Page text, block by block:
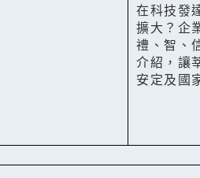
在科技發
擴大？企
禮、智、
介紹，讓
安定及國